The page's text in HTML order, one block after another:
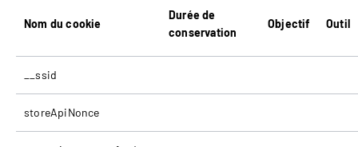
Nom du cookie
Durée de
conservation
Objectif Outil
__ssid
storeApiNonce